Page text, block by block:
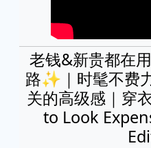
老钱&新贵都在
路✨｜时髦不费
关的高级感｜穿
to Look